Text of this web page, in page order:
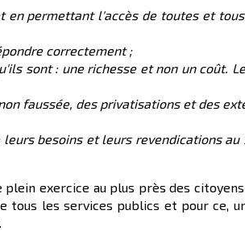
permettant l'accès de toutes et
correctement ;
sont : une richesse et non un coût.
faussée, des privatisations et des
besoins et leurs revendications au
plein exercice au plus près des
tous les services publics et pour ce,